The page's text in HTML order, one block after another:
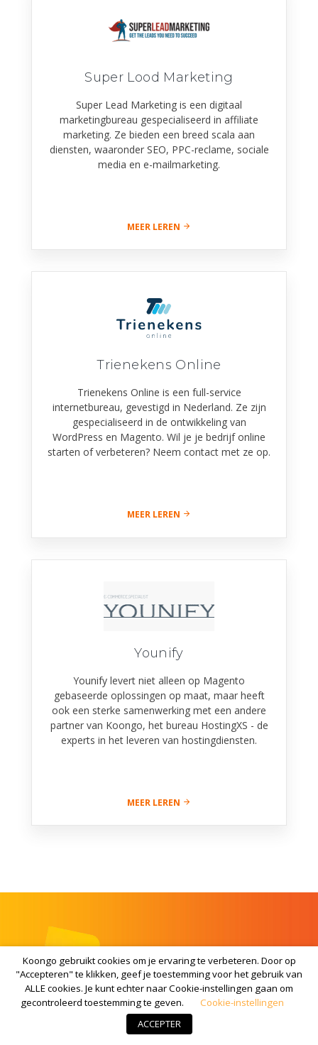
Super Lood Marketing
Super Lead Marketing is een digitaal
marketingbureau gespecialiseerd in affiliate
marketing. Ze bieden een breed scala aan
diensten, waaronder SEO, PPC-reclame, sociale
media en e-mailmarketing.
MEER LEREN
Trienekens Online
Trienekens Online is een full-service
internetbureau, gevestigd in Nederland. Ze zijn
gespecialiseerd in de ontwikkeling van
WordPress en Magento. Wil je je bedrijf online
starten of verbeteren? Neem contact met ze op.
MEER LEREN
Younify
Younify levert niet alleen op Magento
gebaseerde oplossingen op maat, maar heeft
ook een sterke samenwerking met een andere
partner van Koongo, het bureau HostingXS - de
experts in het leveren van hostingdiensten.
MEER LEREN
Koongo gebruikt cookies om je ervaring te verbeteren. Door op
"Accepteren" te klikken, geef je toestemming voor het gebruik van
ALLE cookies. Je kunt echter naar Cookie-instellingen gaan om
gecontroleerd toestemming te geven.
Cookie-instellingen
ACCEPTER